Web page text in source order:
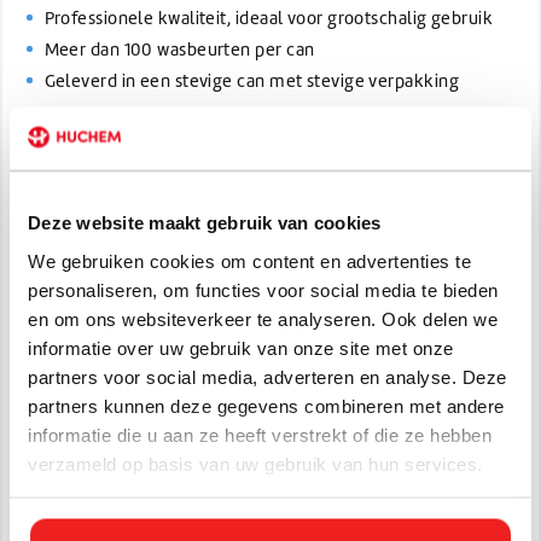
Deze website maakt gebruik van cookies
We gebruiken cookies om content en advertenties te
personaliseren, om functies voor social media te bieden
en om ons websiteverkeer te analyseren. Ook delen we
informatie over uw gebruik van onze site met onze
partners voor social media, adverteren en analyse. Deze
partners kunnen deze gegevens combineren met andere
informatie die u aan ze heeft verstrekt of die ze hebben
verzameld op basis van uw gebruik van hun services.
Professionele kwaliteit, ideaal voor grootschalig gebruik
Meer dan 100 wasbeurten per can
Geleverd in een stevige can met stevige verpakking
Gebruiksaanwijzing en tips:
Vul je wasmachine met het wasgoed volgens de
Voeg het aanbevolen volume van wasmiddel toe (bijv.
één dopje of hoeveelheden volgens doseringstabel).
Kies het juiste programma (temperatuur, intensiteit)
passend bij je textiel.
Voor bevordering van kleurbehoud: gebruik koude
wasinstellingen waar mogelijk.
Bewaar de can gesloten en op koele, droge plaats, uit
de directe zon.
Extra tip:was kleding binnenstebuiten om slijtage van
verlengen).